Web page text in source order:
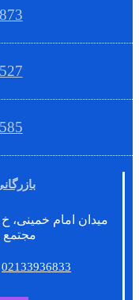
میدان امام خمینی، خ
مجتمع
02133936833